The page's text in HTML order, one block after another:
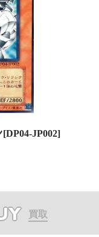
JP002]
買取